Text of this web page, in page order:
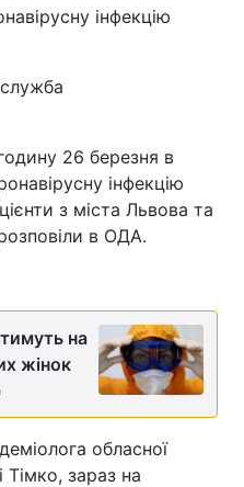
інфекцію
26 березня в
інфекцію
з міста Львова та
в ОДА.
на
жінок
обласної
Тімко, зараз на